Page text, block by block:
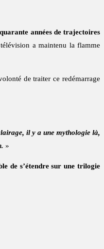
quarante années de trajectoires
a maintenu la flamme
de traiter ce redémarrage
il y a une mythologie là,
»
de s’étendre sur une trilogie